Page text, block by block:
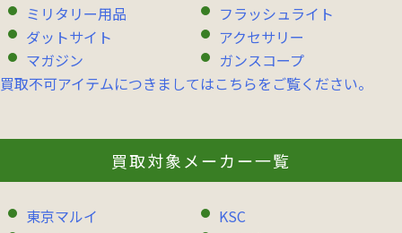
ミリタリー用品
フラッシュライト
ダットサイト
アクセサリー
マガジン
ガンスコープ
買取不可アイテムにつきましてはこちらをご覧ください。
買取対象メーカー一覧
東京マルイ
KSC